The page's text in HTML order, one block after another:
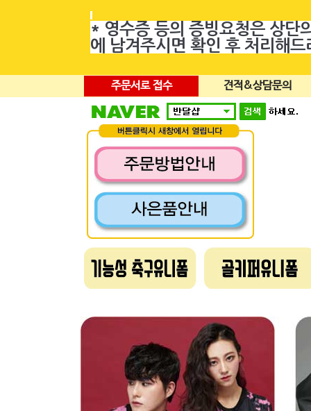
* 영수증 등의 증빙요청은 상단
에 남겨주시면 확인 후 처리해드
주문서로 접수 견적&상담문의